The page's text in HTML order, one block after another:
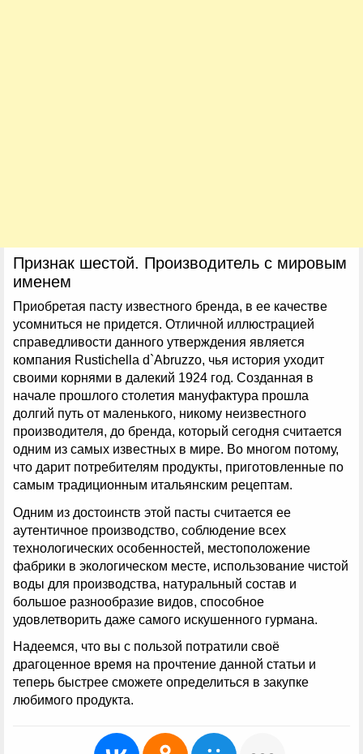
Признак шестой. Производитель с мировым
именем
Приобретая пасту известного бренда, в ее качестве
усомниться не придется. Отличной иллюстрацией
справедливости данного утверждения является
компания Rustichella d`Abruzzo, чья история уходит
своими корнями в далекий 1924 год. Созданная в
начале прошлого столетия мануфактура прошла
долгий путь от маленького, никому неизвестного
производителя, до бренда, который сегодня считается
одним из самых известных в мире. Во многом потому,
что дарит потребителям продукты, приготовленные по
самым традиционным итальянским рецептам.
Одним из достоинств этой пасты считается ее
аутентичное производство, соблюдение всех
технологических особенностей, местоположение
фабрики в экологическом месте, использование чистой
воды для производства, натуральный состав и
большое разнообразие видов, способное
удовлетворить даже самого искушенного гурмана.
Надеемся, что вы с пользой потратили своё
драгоценное время на прочтение данной статьи и
теперь быстрее сможете определиться в закупке
любимого продукта.